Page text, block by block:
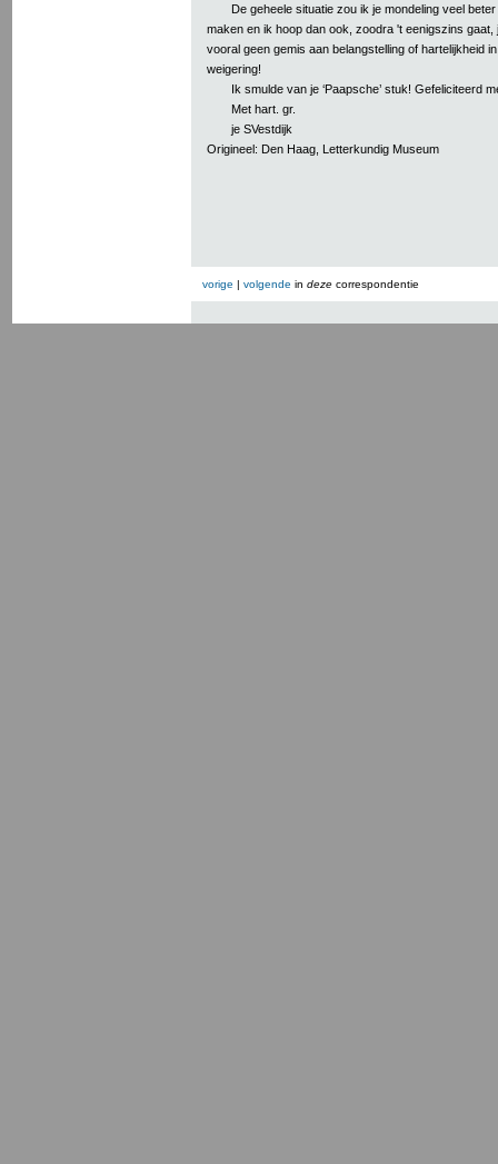
De geheele situatie zou ik je mondeling veel
maken en ik hoop dan ook, zoodra 't eenigszins gaat,
vooral geen gemis aan belangstelling of hartelijkheid
weigering!
Ik smulde van je ‘Paapsche’ stuk! Gefeliciteerd
Met hart. gr.
je SVestdijk
Origineel: Den Haag, Letterkundig Museum
vorige | volgende in deze correspondentie